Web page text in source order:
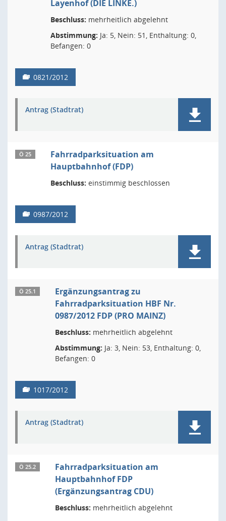
Layenhof (DIE LINKE.)
Beschluss: mehrheitlich abgelehnt
Abstimmung: Ja: 5, Nein: 51, Enthaltung: 0,
Befangen: 0
0821/2012
Antrag (Stadtrat)
Ö 25
Fahrradparksituation am
Hauptbahnhof (FDP)
Beschluss: einstimmig beschlossen
0987/2012
Antrag (Stadtrat)
Ö 25.1
Ergänzungsantrag zu
Fahrradparksituation HBF Nr.
0987/2012 FDP (PRO MAINZ)
Beschluss: mehrheitlich abgelehnt
Abstimmung: Ja: 3, Nein: 53, Enthaltung: 0,
Befangen: 0
1017/2012
Antrag (Stadtrat)
Ö 25.2
Fahrradparksituation am
Hauptbahnhof FDP
(Ergänzungsantrag CDU)
Beschluss: mehrheitlich abgelehnt